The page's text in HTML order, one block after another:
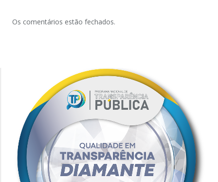
Os comentários estão fechados.